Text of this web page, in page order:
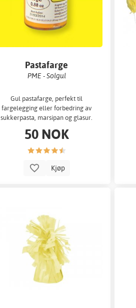
Pastafarge
PME - Solgul
Gul pastafarge, perfekt til
fargelegging eller forbedring av
sukkerpasta, marsipan og glasur.
50 NOK
Kjøp